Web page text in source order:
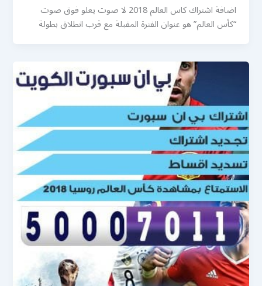
اضافة اشتراك كاس العالم 2018 لا صوت يعلو فوق صوت
“كأس العالم” هو عنوان الفترة المقبلة مع قرب انطلاق بطولة